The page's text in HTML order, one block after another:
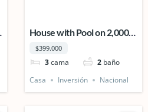
House with Pool on 2,000
m² Lot | Residential &
Commercial Potential.
$399.000
3cama 2 baño
Casa
Inversión Nacional